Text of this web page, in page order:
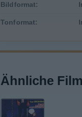
Bildformat:
Tonformat:
Ähnliche